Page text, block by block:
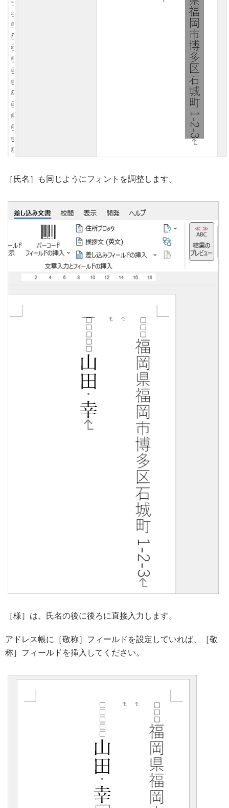
［氏名］も同じようにフォントを調整します。
［様］は、氏名の後に後ろに直接入力します。
アドレス帳に［敬称］フィールドを設定していれば、［敬
称］フィールドを挿入してください。